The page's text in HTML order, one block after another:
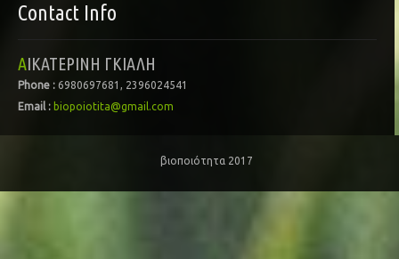
Contact Info
ΑΙΚΑΤΕΡΙΝΗ ΓΚΙΑΛΗ
Phone : 6980697681, 2396024541
Email : biopoiotita@gmail.com
βιοποιότητα 2017